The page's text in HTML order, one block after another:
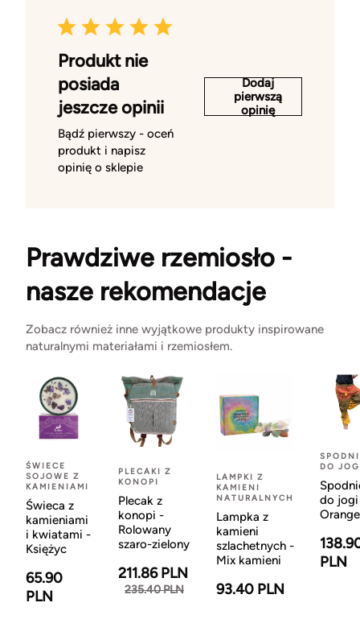
Produkt nie
posiada
jeszcze opinii
Bądź pierwszy - oceń
produkt i napisz
opinię o sklepie
Dodaj
pierwszą
opinię
Prawdziwe rzemiosło -
nasze rekomendacje
Zobacz również inne wyjątkowe produkty inspirowane
naturalnymi materiałami i rzemiosłem.
ŚWIECE
SOJOWE Z
KAMIENIAMI
Świeca z
kamieniami
i kwiatami -
Księżyc
65.90
PLN
PLECAKI Z
KONOPI
Plecak z
konopi -
Rolowany
szaro-zielony
211.86 PLN
235.40 PLN
LAMPKI Z
KAMIENI
NATURALNYCH
Lampka z
kamieni
szlachetnych -
Mix kamieni
93.40 PLN
DO
do
Orange
PLN